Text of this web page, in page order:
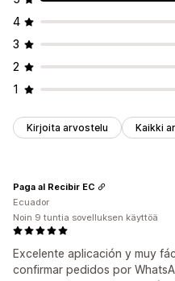
4
3
2
1
Kirjoita arvostelu Kaikki
Excelente aplicación y muy
confirmar pedidos por
Paga al Recibir EC
Ecuador
Noin 9 tuntia sovelluksen käyttöä